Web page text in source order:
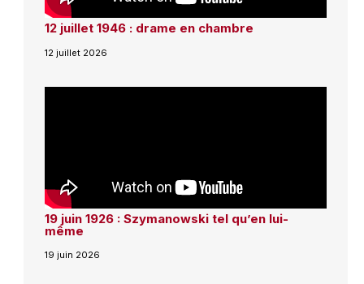
12 juillet 1946 : drame en chambre
12 juillet 2026
19 juin 1926 : Szymanowski tel qu’en lui-
même
19 juin 2026